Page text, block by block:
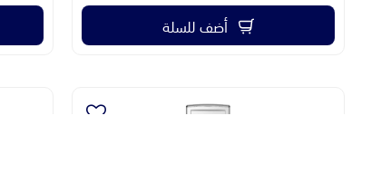
أضف للسلة